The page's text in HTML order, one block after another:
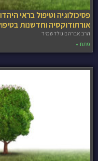
פסיכולוגיה וטיפול בראי
אורתודוקסיה וחדשנות
הרב אברהם גולדשמיד
פתח »